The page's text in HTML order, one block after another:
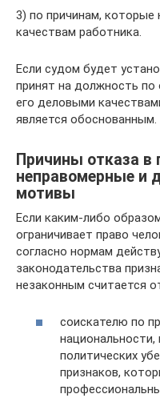
3) по причинам,
качествам работника.
Если судом будет
принят на должность по
его деловыми
является обоснованным.
Причины отказа в
неправомерные и
мотивы
Если каким-либо
ограничивает право
согласно нормам
законодательства
незаконным считается
соискателю по
национальности,
политических
признаков,